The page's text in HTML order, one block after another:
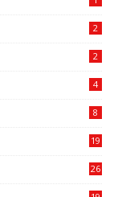
2
2
4
8
19
26